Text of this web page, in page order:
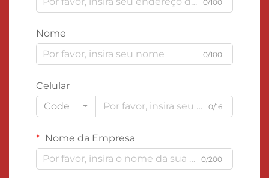
0/100
Nome
0/100
Celular
Code
0/16
Nome da Empresa
0/200